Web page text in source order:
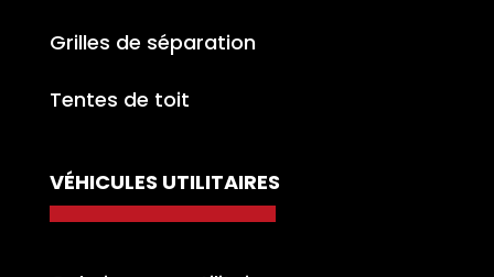
Grilles de séparation
Tentes de toit
VÉHICULES UTILITAIRES